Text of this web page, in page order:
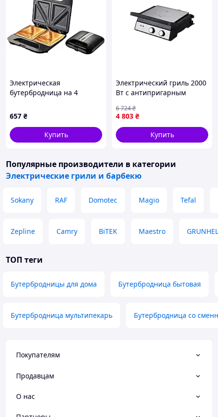
Электрическая
бутербродница на 4
08056 /
Электробутербродница /
Сендвичница
657 ₴
Купить
Электрический гриль 2000
Вт с антипригарным
пластины Zilan FK-10493
4 803 ₴
6 724₴
Купить
Популярные производители в категории
Электрические грили и барбекю
Sokany RAF Domotec Magio Tefal
Zepline Camry BiTEK Maestro
ТОП теги
Бутербродницы для дома Бутербродница бытовая
Бутербродница мультипекарь Бутербродница со
Покупателям
Продавцам
О нас